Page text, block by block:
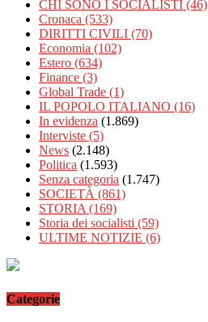
CHI SONO I SOCIALISTI (46)
Cronaca (533)
DIRITTI CIVILI (70)
Economia (102)
Estero (634)
Finance (3)
Global Trade (1)
IL POPOLO ITALIANO (16)
In evidenza (1.869)
Interviste (5)
News (2.148)
Politica (1.593)
Senza categoria (1.747)
SOCIETÀ (861)
STORIA(169)
Storia dei socialisti (59)
ULTIME NOTIZIE (6)
Categorie